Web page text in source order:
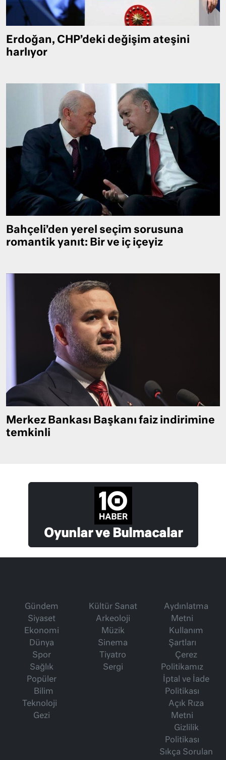
Erdoğan, CHP’deki değişim ateşini
harlıyor
Bahçeli’den yerel seçim sorusuna
romantik yanıt: Bir ve iç içeyiz
Merkez Bankası Başkanı faiz indirimine
temkinli
Oyunlar ve Bulmacalar
Gündem
Siyaset
Ekonomi
Dünya
Spor
Sağlık
Popüler
Bilim
Teknoloji
Gezi
Kültür Sanat
Arkeoloji
Müzik
Sinema
Tiyatro
Sergi
Aydınlatma
Metni
Kullanım
Şartları
Çerez
Politikamız
İptal ve İade
Politikası
Açık Rıza
Metni
Gizlilik
Politikası
Sıkça Sorulan